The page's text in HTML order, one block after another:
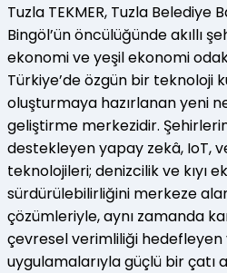
Tuzla TEKMER, Tuzla Belediye
Bingöl’ün öncülüğünde akıllı
ekonomi ve yeşil ekonomi
Türkiye’de özgün bir teknoloji
oluşturmaya hazırlanan yeni
geliştirme merkezidir.
destekleyen yapay zekâ, IoT,
teknolojileri; denizcilik ve kıyı
sürdürülebilirliğini merkeze
çözümleriyle, aynı zamanda
çevresel verimliliği hedefleyen
uygulamalarıyla güçlü bir çatı